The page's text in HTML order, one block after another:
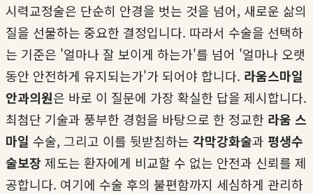
시력교정술은 단순히 안경을 벗는 것을 넘어, 새로운 삶의
질을 선물하는 중요한 결정입니다. 따라서 수술을 선택하
는 기준은 '얼마나 잘 보이게 하는가'를 넘어 '얼마나 오랫
동안 안전하게 유지되는가'가 되어야 합니다. 라움스마일
안과의원은 바로 이 질문에 가장 확실한 답을 제시합니다.
최첨단 기술과 풍부한 경험을 바탕으로 한 정교한 라움 스
마일 수술, 그리고 이를 뒷받침하는 각막강화술과 평생수
술보장 제도는 환자에게 비교할 수 없는 안전과 신뢰를 제
공합니다. 여기에 수술 후의 불편함까지 세심하게 관리하